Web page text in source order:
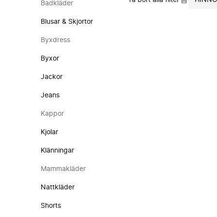
Badkläder
Blusar & Skjortor
Byxdress
Byxor
Jackor
Jeans
Kappor
Kjolar
Klänningar
Mammakläder
Nattkläder
Shorts